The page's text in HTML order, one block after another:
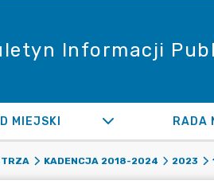
Informacji
MIEJSKI RADA
KADENCJA 2018-2024 2023